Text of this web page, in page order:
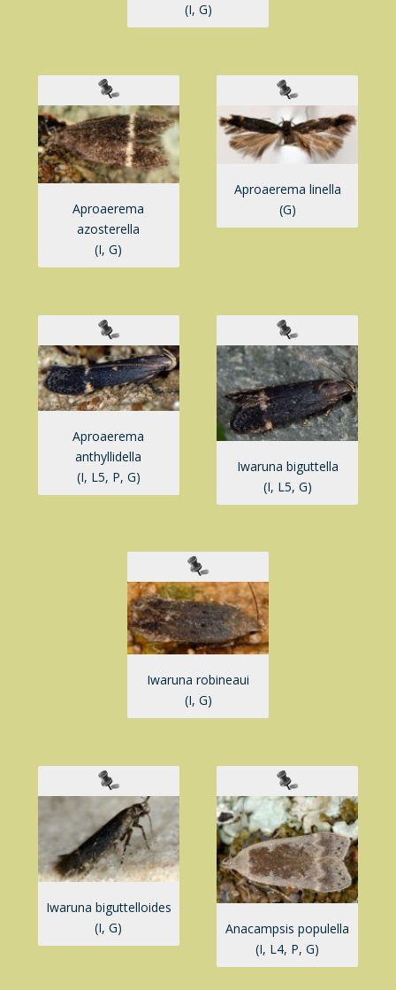
(I, G)
Aproaerema
azosterella
(I, G)
Aproaerema linella
(G)
Aproaerema
anthyllidella
(I, L5, P, G)
Iwaruna biguttella
(I, L5, G)
Iwaruna robineaui
(I, G)
Iwaruna biguttelloides
(I, G)
Anacampsis populella
(I, L4, P, G)